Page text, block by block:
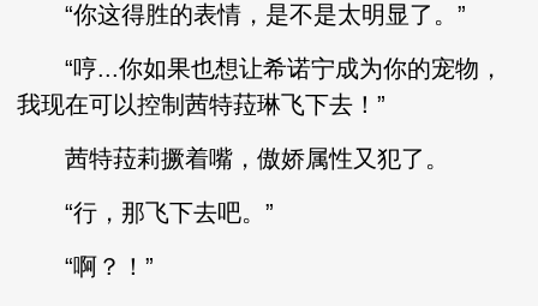
“你这得胜的表情，是不是太明显了。”
“哼...你如果也想让希诺宁成为你的宠物，
我现在可以控制茜特菈琳飞下去！”
茜特菈莉撅着嘴，傲娇属性又犯了。
“行，那飞下去吧。”
“啊？！”